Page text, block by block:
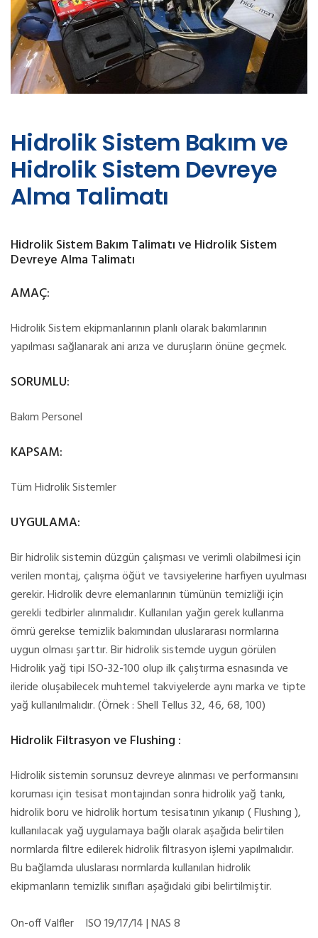
Hidrolik Sistem Bakım ve
Hidrolik Sistem Devreye
Alma Talimatı
Hidrolik Sistem Bakım Talimatı ve Hidrolik Sistem
Devreye Alma Talimatı
AMAÇ:
Hidrolik Sistem ekipmanlarının planlı olarak bakımlarının
yapılması sağlanarak ani arıza ve duruşların önüne geçmek.
SORUMLU:
Bakım Personel
KAPSAM:
Tüm Hidrolik Sistemler
UYGULAMA:
Bir hidrolik sistemin düzgün çalışması ve verimli olabilmesi için
verilen montaj, çalışma öğüt ve tavsiyelerine harfiyen uyulması
gerekir. Hidrolik devre elemanlarının tümünün temizliği için
gerekli tedbirler alınmalıdır. Kullanılan yağın gerek kullanma
ömrü gerekse temizlik bakımından uluslararası normlarına
uygun olması şarttır. Bir hidrolik sistemde uygun görülen
Hidrolik yağ tipi ISO-32-100 olup ilk çalıştırma esnasında ve
ileride oluşabilecek muhtemel takviyelerde aynı marka ve tipte
yağ kullanılmalıdır. (Örnek : Shell Tellus 32, 46, 68, 100)
Hidrolik Filtrasyon ve Flushing :
Hidrolik sistemin sorunsuz devreye alınması ve performansını
koruması için tesisat montajından sonra hidrolik yağ tankı,
hidrolik boru ve hidrolik hortum tesisatının yıkanıp ( Flushıng ),
kullanılacak yağ uygulamaya bağlı olarak aşağıda belirtilen
normlarda filtre edilerek hidrolik filtrasyon işlemi yapılmalıdır.
Bu bağlamda uluslarası normlarda kullanılan hidrolik
ekipmanların temizlik sınıfları aşağıdaki gibi belirtilmiştir.
On-off Valfler ISO 19/17/14 | NAS 8